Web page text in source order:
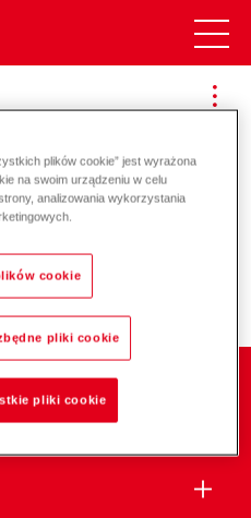
za energię i
plików cookie” jest wyrażona
na swoim urządzeniu w celu
analizowania wykorzystania
cookie
pliki cookie
pliki cookie